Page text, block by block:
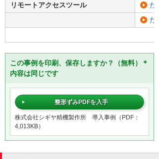
リモートアクセスツール
た
た
この事例を印刷、保存しますか？（無料）＊
内容は同じです
整形ずみPDFを入手
株式会社シギヤ精機製作所 導入事例（PDF：
4,013KB）